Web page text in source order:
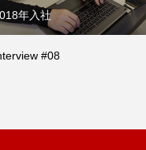
年入社
#08